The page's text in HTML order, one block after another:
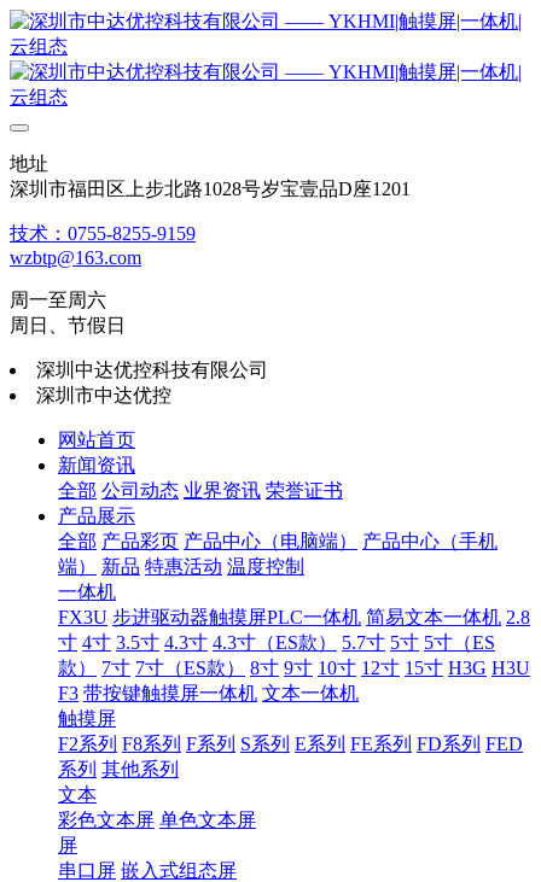
地址
深圳市福田区上步北路1028号岁宝壹品D座1201
技术：0755-8255-9159
wzbtp@163.com
周一至周六
周日、节假日
深圳中达优控科技有限公司
深圳市中达优控
网站首页
新闻资讯
全部 公司动态 业界资讯 荣誉证书
产品展示
全部 产品彩页 产品中心（电脑端）
产品中心（手机
端）
新品 特惠活动 温度控制
一体机
FX3U 步进驱动器触摸屏PLC一体机 简易文本一体机 2.8
寸 4寸 3.5寸 4.3寸 4.3寸（ES款） 5.7寸 5寸 5寸（ES
款）
7寸 7寸（ES款） 8寸 9寸 10寸 12寸 15寸 H3G H3U
F3 带按键触摸屏一体机 文本一体机
触摸屏
F2系列 F8系列 F系列 S系列 E系列 FE系列 FD系列 FED
系列 其他系列
文本
彩色文本屏 单色文本屏
屏
串口屏 嵌入式组态屏